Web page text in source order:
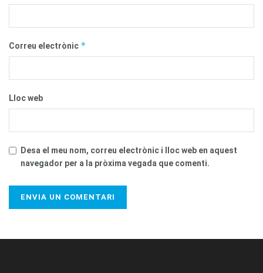
Correu electrònic *
Lloc web
Desa el meu nom, correu electrònic i lloc web en aquest
navegador per a la pròxima vegada que comenti.